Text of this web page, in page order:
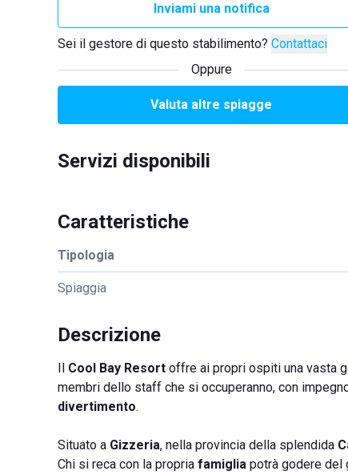
Inviami una notifica
Sei il gestore di questo stabilimento? Contattaci
Oppure
Valuta altre spiagge
Servizi disponibili
Caratteristiche
Tipologia
Spiaggia
Descrizione
Il Cool Bay Resort offre ai propri ospiti una vasta
membri dello staff che si occuperanno, con
divertimento.
Situato a Gizzeria, nella provincia della splendida
Chi si reca con la propria famiglia potrà godere del